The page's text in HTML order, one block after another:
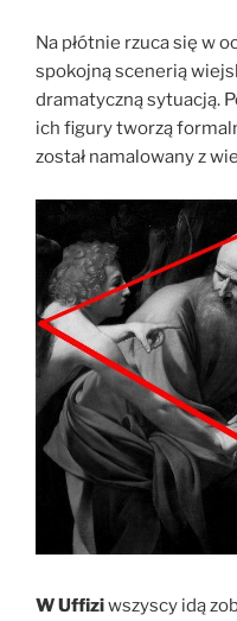
Na płótnie rzuca się w
spokojną scenerią
dramatyczną sytuacją.
ich figury tworzą
został namalowany z
W Uffiziwszyscy idą